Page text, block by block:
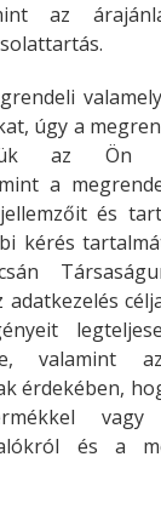
az
úgy a
az Ön
a
és
kérés
adatkezelés
valamint
érdekében,
vagy
és a